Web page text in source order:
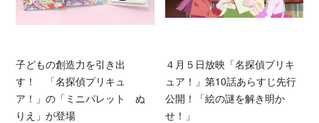
子どもの創造力を引き出
す！ 「名探偵プリキュ
ア！」の「ミニパレット ぬ
りえ」が登場
４月５日放映「名探偵プリキ
ュア！」第10話あらすじ先行
公開！「絵の謎を解き明か
せ！」